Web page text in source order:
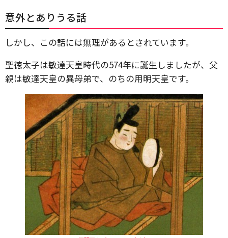
意外とありうる話
しかし、この話には無理があるとされています。
聖徳太子は敏達天皇時代の574年に誕生しましたが、父
親は敏達天皇の異母弟で、のちの用明天皇です。